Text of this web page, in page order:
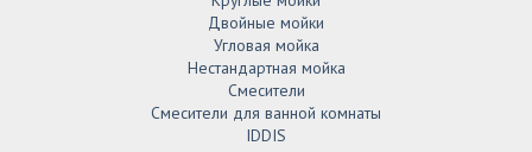
Двойные мойки
Угловая мойка
Нестандартная мойка
Смесители
Смесители для ванной комнаты
IDDIS